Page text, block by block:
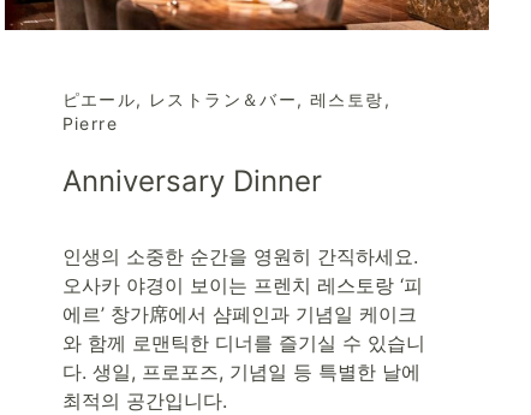
ピエール, レストラン＆バー,레스토랑,
Pierre
Anniversary Dinner
인생의 소중한 순간을 영원히 간직하세요.
오사카 야경이 보이는 프렌치 레스토랑 ‘피
에르’ 창가席에서 샴페인과 기념일 케이크
와 함께 로맨틱한 디너를 즐기실 수 있습니
다. 생일, 프로포즈, 기념일 등 특별한 날에
최적의 공간입니다.